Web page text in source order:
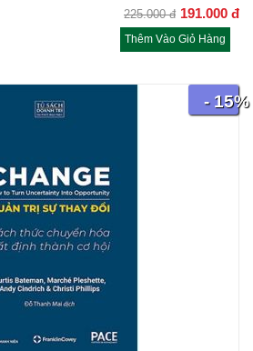
225.000 đ 191.000 đ
Thêm Vào Giỏ Hàng
- 15%